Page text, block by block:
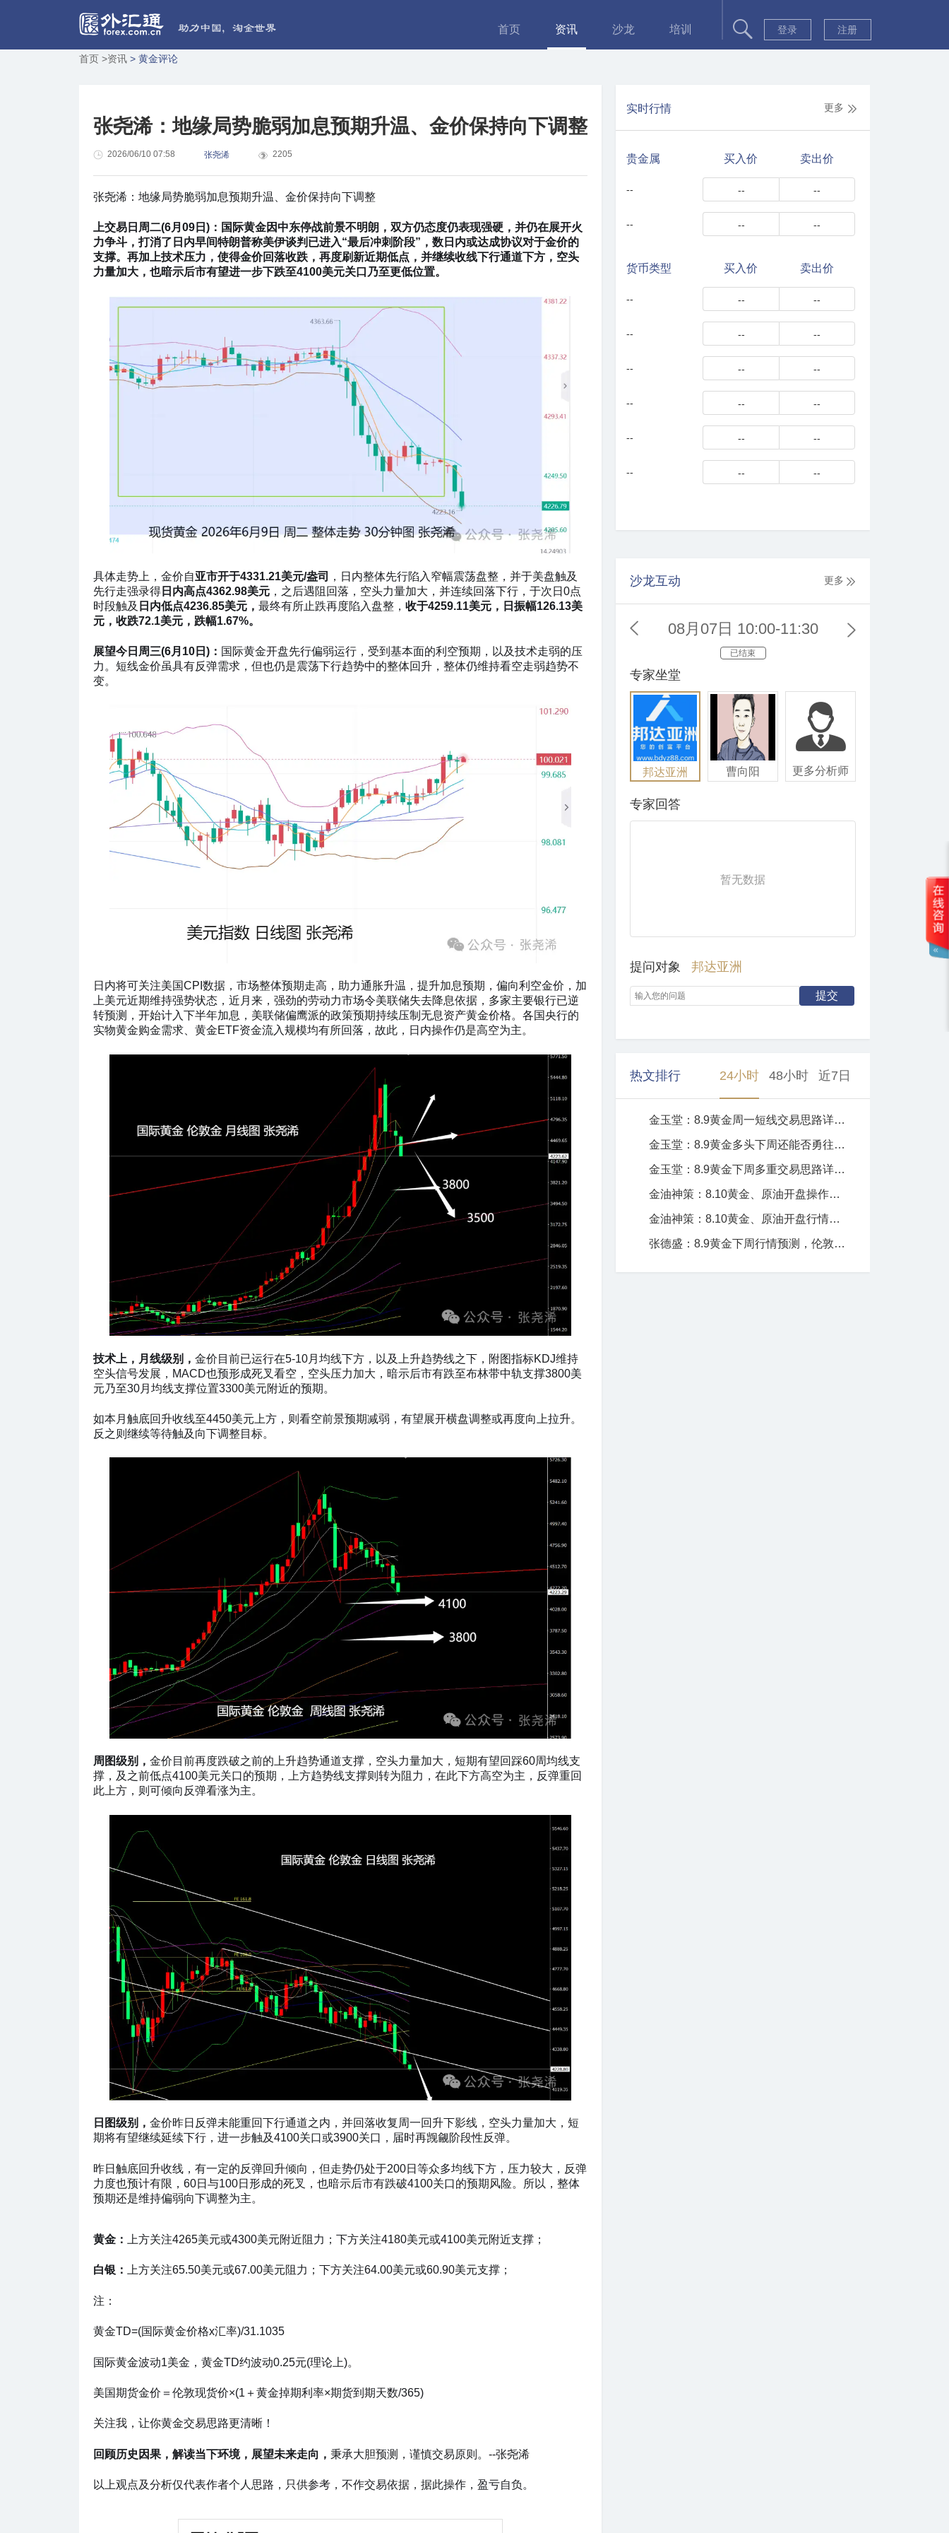
首页 资讯 沙龙 培训 注册
登录
首页 >资讯 > 黄金评论
张尧浠：地缘局势脆弱加息预期升温、金价保持向下调整
2026/06/10 07:58 张尧浠 2205
张尧浠：地缘局势脆弱加息预期升温、金价保持向下调整
上交易日周二(6月09日)：国际黄金因中东停战前景不明朗，双方仍态度仍表现强硬，并仍在展开火
力争斗，打消了日内早间特朗普称美伊谈判已进入“最后冲刺阶段”，数日内或达成协议对于金价的
支撑。再加上技术压力，使得金价回落收跌，再度刷新近期低点，并继续收线下行通道下方，空头
力量加大，也暗示后市有望进一步下跌至4100美元关口乃至更低位置。
具体走势上，金价自亚市开于4331.21美元/盎司
，日内整体先行陷入窄幅震荡盘整，并于美盘触及
先行走强录得 日内高点4362.98美元 ，之后遇阻回落，空头力量加大，并连续回落下行，于次日0点
时段触及 日内低点4236.85美元， 最终有所止跌再度陷入盘整， 收于4259.11美元，日振幅126.13美
元，收跌72.1美元，跌幅1.67%。
展望今日周三(6月10日)： 国际黄金开盘先行偏弱运行，受到基本面的利空预期，以及技术走弱的压
力。短线金价虽具有反弹需求，但也仍是震荡下行趋势中的整体回升，整体仍维持看空走弱趋势不
变。
日内将可关注美国CPI数据，市场整体预期走高，助力通胀升温，提升加息预期，偏向利空金价，加
上美元近期维持强势状态，近月来，强劲的劳动力市场令美联储失去降息依据，多家主要银行已逆
转预测，开始计入下半年加息，美联储偏鹰派的政策预期持续压制无息资产黄金价格。各国央行的
实物黄金购金需求、黄金ETF资金流入规模均有所回落，故此，日内操作仍是高空为主。
技术上，月线级别， 金价目前已运行在5-10月均线下方，以及上升趋势线之下，附图指标KDJ维持
空头信号发展，MACD也预形成死叉看空，空头压力加大，暗示后市有跌至布林带中轨支撑3800美
元乃至30月均线支撑位置3300美元附近的预期。
如本月触底回升收线至4450美元上方，则看空前景预期减弱，有望展开横盘调整或再度向上拉升。
反之则继续等待触及向下调整目标。
周图级别， 金价目前再度跌破之前的上升趋势通道支撑，空头力量加大，短期有望回踩60周均线支
撑，及之前低点4100美元关口的预期，上方趋势线支撑则转为阻力，在此下方高空为主，反弹重回
此上方，则可倾向反弹看涨为主。
日图级别， 金价昨日反弹未能重回下行通道之内，并回落收复周一回升下影线，空头力量加大，短
期将有望继续延续下行，进一步触及4100关口或3900关口，届时再觊觎阶段性反弹。
昨日触底回升收线，有一定的反弹回升倾向，但走势仍处于200日等众多均线下方，压力较大，反弹
力度也预计有限，60日与100日形成的死叉，也暗示后市有跌破4100关口的预期风险。所以，整体
预期还是维持偏弱向下调整为主。
黄金： 上方关注4265美元或4300美元附近阻力；下方关注4180美元或4100美元附近支撑；
白银： 上方关注65.50美元或67.00美元阻力；下方关注64.00美元或60.90美元支撑；
注：
黄金TD=(国际黄金价格x汇率)/31.1035
国际黄金波动1美金，黄金TD约波动0.25元(理论上)。
美国期货金价＝伦敦现货价×(1＋黄金掉期利率×期货到期天数/365)
关注我，让你黄金交易思路更清晰！
回顾历史因果，解读当下环境，展望未来走向， 秉承大胆预测，谨慎交易原则。--张尧浠
以上观点及分析仅代表作者个人思路，只供参考，不作交易依据，据此操作，盈亏自负。
实时行情 更多
贵金属 买入价 卖出价
-- -- --
-- -- --
货币类型 买入价 卖出价
-- -- --
-- -- --
-- -- --
-- -- --
-- -- --
-- -- --
沙龙互动 更多
08月07日 10:00-11:30
已结束
专家坐堂
邦达亚洲 曹向阳 更多分析师
专家回答
暂无数据
提问对象 邦达亚洲
热文排行 24小时 48小时 近7日
金玉堂：8.9黄金周一短线交易思路详细解析
金玉堂：8.9黄金多头下周还能否勇往直前？短线分析
金玉堂：8.9黄金下周多重交易思路详细解析
金油神策：8.10黄金、原油开盘操作建议
金油神策：8.10黄金、原油开盘行情分析、操作建议
张德盛：8.9黄金下周行情预测，伦敦金价格走势分析